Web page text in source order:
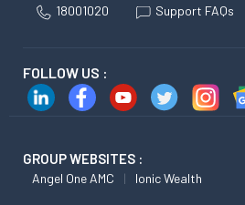
18001020 Support FAQs
FOLLOW US :
GROUP WEBSITES :
Angel One AMC Ionic Wealth